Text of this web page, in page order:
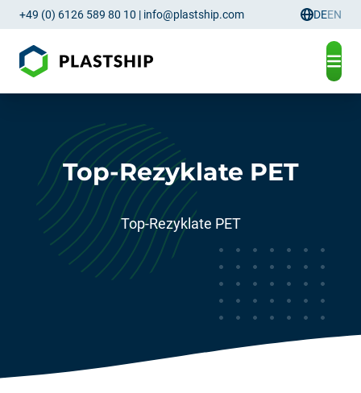
+49 (0) 6126 589 80 10 | info@plastship.com DEEN
Top-Rezyklate PET
Top-Rezyklate PET